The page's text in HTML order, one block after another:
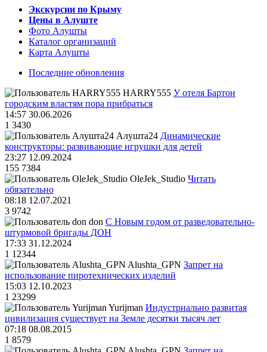
Экскурсии по Крыму
Цены в Алуште
Фото Алушты
Каталог организаций
Карта Алушты
Последние обновления
HARRY555 У отеля Бартон
городским властям пора прибраться
14:57 30.06.2026
1 3430
Алушта24 Динамические
конструкторы: развивающие игрушки для детей
23:27 12.09.2024
155 7384
OleJek_Studio Читать
обязательно
08:18 12.07.2021
3 9742
don С Новым годом от разведовательно-
штурмовой бригады ДОН
17:33 31.12.2024
1 12344
Alushta_GPN Запрет на
использование пиротехнических изделий
15:03 12.10.2023
1 23299
Yurijman Индустриально развитая
цивилизация существует на Земле десятки тысяч лет
07:18 08.08.2015
1 8579